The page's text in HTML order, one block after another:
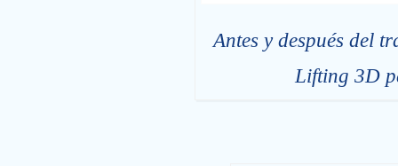
Antes y después del
Lifting 3D